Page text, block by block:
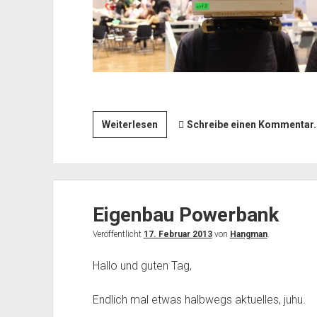
WeiterlesenCRT-
Monitor
Schreibe einen
Eigenbau Powerbank
Veröffentlicht 17. Februar 2013von Hangman.
Hallo und guten Tag,
Endlich mal etwas halbwegs aktuelles, juhu.